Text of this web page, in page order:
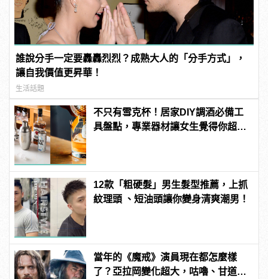
誰說分手一定要轟轟烈烈？成熟大人的「分手方式」，
讓自我價值更昇華！
生活話題
不只有雪克杯！居家DIY調酒必備工
具盤點，專業器材讓女生覺得你超
12款「粗硬髮」男生髮型推薦，上抓
紋理頭 、短油頭讓你變身清爽潮男！
當年的《魔戒》演員現在都怎麼樣
了？亞拉岡變化超大，咕嚕、甘道